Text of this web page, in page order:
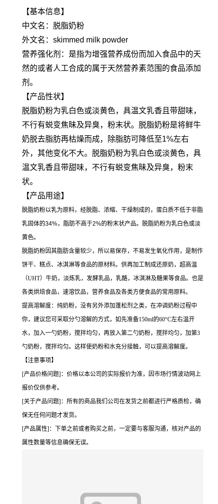
【基本信息】
中文名：脱脂奶粉
外文名：skimmed milk powder
营养强化剂：是指为增强营养成份而加入食品中的天
然的或者人工合成的属于天然营养素范围的食品添加
剂。
【产品性状】
脱脂奶粉为乳白色或淡黄色，具温文乳香且带甜味，
不行有蜕变焦昧及异臭，粉末状。脱脂奶粉是将鲜牛
奶脱去脂肪再枯燥而成，除脂肪可降低至1%左右
外，其他变化不大。脱脂奶粉为乳白色或淡黄色，具
温文乳香且带甜味，不行有蜕变焦昧及异臭，粉末
状。
【产品用途】
脱脂奶粉以乳为原料，经脱脂、浓缩、干燥制成的，蛋白质不低于非脂
乳固体的34%，脂肪不高于2%的粉末状产品。脱脂奶粉为乳白色或淡
黄色。
脱脂奶粉因其脂肪含量较少，所以易保存，不易发生氧化作用，是制作
饼干、糕点、冰淇淋等食品的原材料。供再加工制成还原奶，超高温
（UHT）牛奶，淡炼乳，发酵乳品，乳酪，冰淇淋及糖果等食品。也是
各类烘焙食品，速溶饮品，营养食品及各类方便食品的常用原料。
提高溶解度：纯奶粉，没有另外添加蓬松剂之类，在冲调奶粉过程中
你，建议您可采取分勺溶解的方式，如先准备150ml的60°C左右温开
水，加入一勺奶粉，搅拌均匀，再放入第二勺奶粉，搅拌均匀，加第3
勺奶粉，搅拌均匀。这样使奶粉和水充分接触，可以提高溶解度。
【注意事项】
[产品价格问题]：价格以本公司的实际报价为准，因市场行情波动网上
报价仅供参考。
[关于产品问题]：所有的商品我们公司在发货之前都进行严格质检，确
保无任何问题才发货。
[产品属性]：下单之前或者购买之前，一定要与客服沟通，核对产品的
属性数量等信息确保无误。